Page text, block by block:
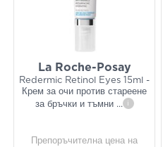
La Roche-Posay
Redermic Retinol Eyes 15ml -
Крем за очи против стареене
за бръчки и тъмни ... i
Препоръчителна цена на